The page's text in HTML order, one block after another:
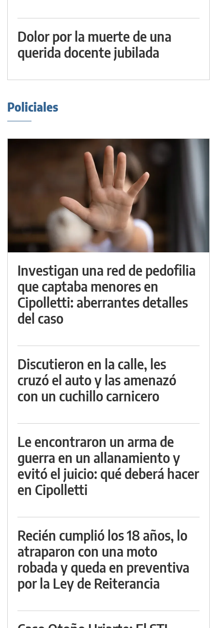
Dolor por la muerte de una
querida docente jubilada
Policiales
Investigan una red de pedofilia
que captaba menores en
Cipolletti: aberrantes detalles
del caso
Discutieron en la calle, les
cruzó el auto y las amenazó
con un cuchillo carnicero
Le encontraron un arma de
guerra en un allanamiento y
evitó el juicio: qué deberá hacer
en Cipolletti
Recién cumplió los 18 años, lo
atraparon con una moto
robada y queda en preventiva
por la Ley de Reiterancia